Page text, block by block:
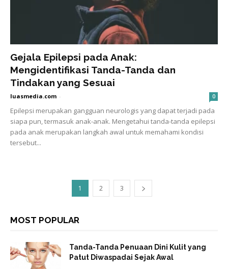
Gejala Epilepsi pada Anak:
Mengidentifikasi Tanda-Tanda dan
Tindakan yang Sesuai
luasmedia.com - 0
Epilepsi merupakan gangguan neurologis yang dapat terjadi pada
siapa pun, termasuk anak-anak. Mengetahui tanda-tanda epilepsi
pada anak merupakan langkah awal untuk memahami kondisi
tersebut...
1 2 3
MOST POPULAR
Tanda-Tanda Penuaan Dini Kulit yang
Patut Diwaspadai Sejak Awal